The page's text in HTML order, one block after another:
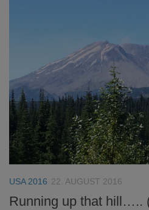
USA 2016 22. AUGUST 2016
Running up that hill…..